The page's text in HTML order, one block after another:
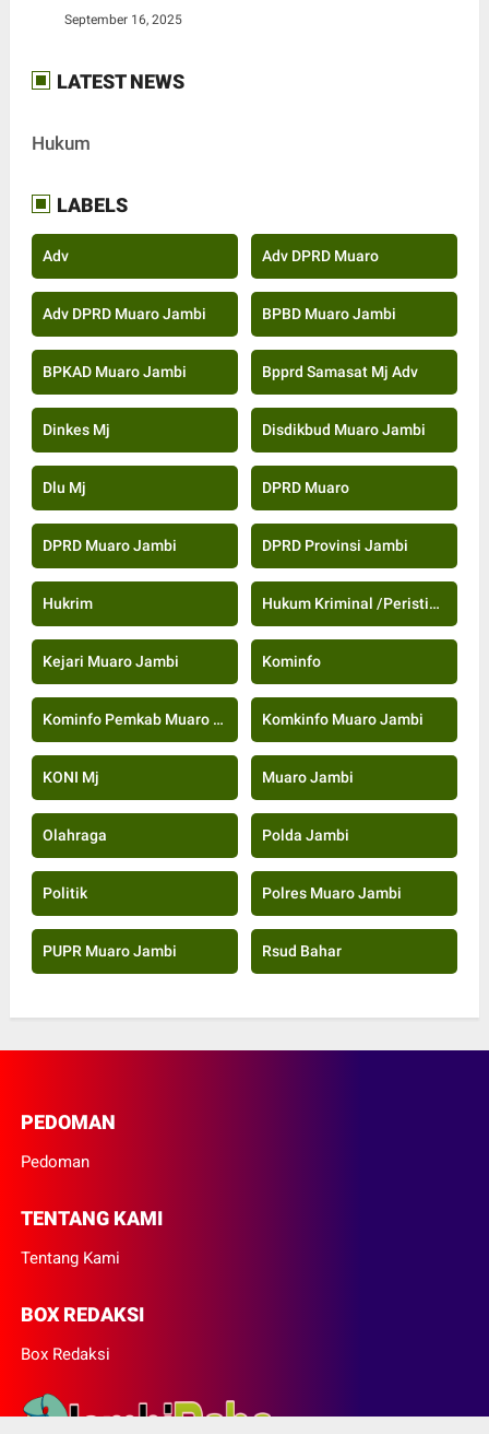
September 16, 2025
LATEST NEWS
Hukum
LABELS
Adv Adv DPRD Muaro
Adv DPRD Muaro Jambi BPBD Muaro Jambi
BPKAD Muaro Jambi Bpprd Samasat Mj Adv
Dinkes Mj Disdikbud Muaro Jambi
Dlu Mj DPRD Muaro
DPRD Muaro Jambi DPRD Provinsi Jambi
Hukrim Hukum Kriminal /Peristiwa
Kejari Muaro Jambi Kominfo
Kominfo Pemkab Muaro Jambi Komkinfo Muaro Jambi
KONI Mj Muaro Jambi
Olahraga Polda Jambi
Politik Polres Muaro Jambi
PUPR Muaro Jambi Rsud Bahar
PEDOMAN
Pedoman
TENTANG KAMI
Tentang Kami
BOX REDAKSI
Box Redaksi